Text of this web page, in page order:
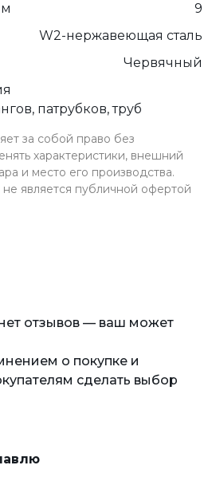
9
W2-нержавеющая сталь
Червячный
патрубков, труб
за собой право без
характеристики, внешний
и место его производства.
является публичной офертой
отзывов — ваш может
о покупке и
сделать выбор